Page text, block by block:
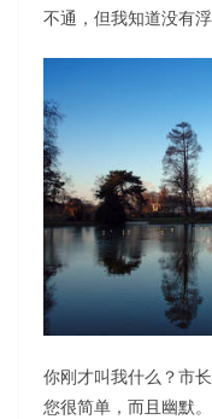
不通，但我知道没有
你刚才叫我什么？市
您很简单，而且幽默